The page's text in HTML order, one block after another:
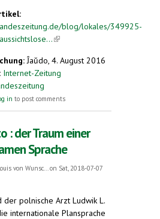
blog/lokales/349925-
(link is external)
Ĵaŭdo, 4. August 2016
Internet-Zeitung
Ein nahezu aussichtsloses
in to post comments
: der Traum einer
Sprache
von Wunsc...on Sat, 2018-07-07
der polnische Arzt Ludwik L.
internationale Plansprache